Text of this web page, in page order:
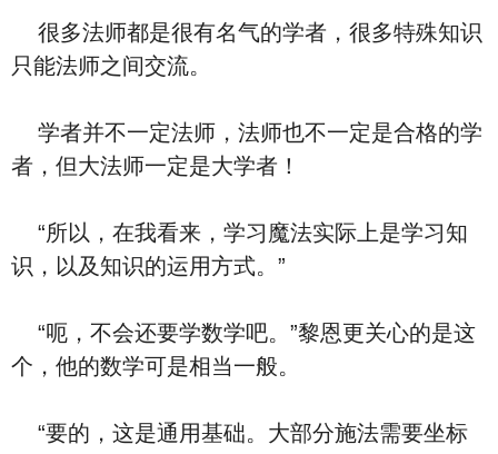
很多法师都是很有名气的学者，很多特殊知识
只能法师之间交流。
学者并不一定法师，法师也不一定是合格的学
者，但大法师一定是大学者！
“所以，在我看来，学习魔法实际上是学习知
识，以及知识的运用方式。”
“呃，不会还要学数学吧。”黎恩更关心的是这
个，他的数学可是相当一般。
“要的，这是通用基础。大部分施法需要坐标